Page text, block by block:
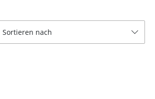
Tabletts
Sortieren nach